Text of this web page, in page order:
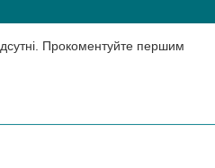
Прокоментуйте першим